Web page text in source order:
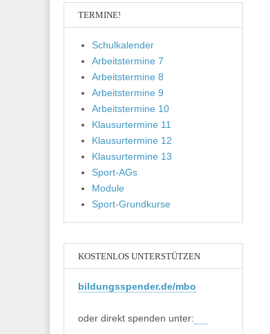
TERMINE!
Schulkalender
Arbeitstermine 7
Arbeitstermine 8
Arbeitstermine 9
Arbeitstermine 10
Klausurtermine 11
Klausurtermine 12
Klausurtermine 13
Sport-AGs
Module
Sport-Grundkurse
KOSTENLOS UNTERSTÜTZEN
bildungsspender.de/mbo
oder direkt spenden unter: